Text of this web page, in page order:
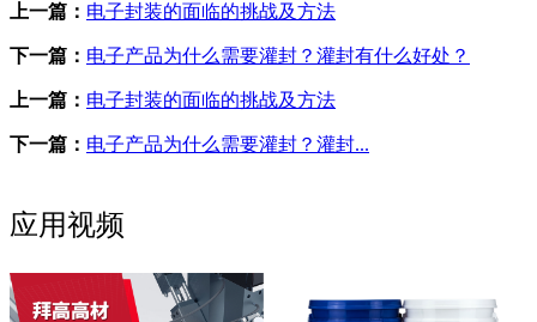
上一篇： 电子封装的面临的挑战及方法
下一篇： 电子产品为什么需要灌封？灌封有什么好处？
上一篇： 电子封装的面临的挑战及方法
下一篇： 电子产品为什么需要灌封？灌封...
应用视频